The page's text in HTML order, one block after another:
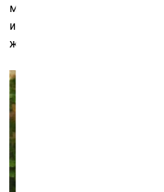
майской демонстрации
исчезнувшей из
жизни...